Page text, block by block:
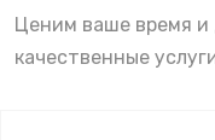
Ценим ваше время и
качественные